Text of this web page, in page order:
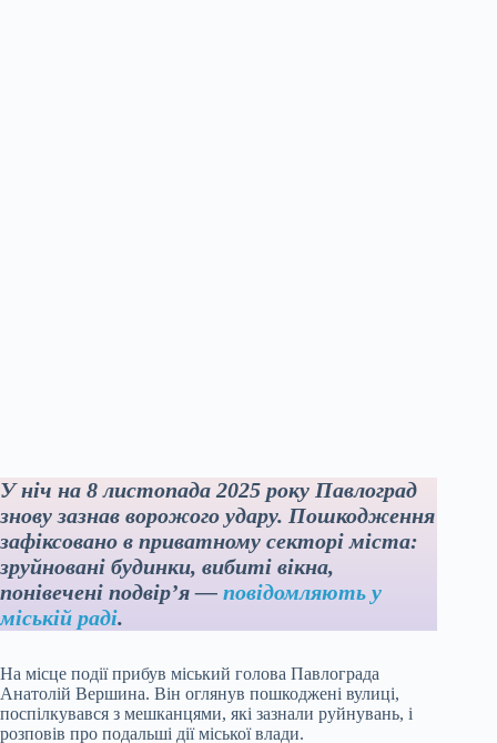
У ніч на 8 листопада 2025 року Павлоград
знову зазнав ворожого удару. Пошкодження
зафіксовано в приватному секторі міста:
зруйновані будинки, вибиті вікна,
понівечені подвір’я — повідомляють у
міській раді.
На місце події прибув міський голова Павлограда
Анатолій Вершина. Він оглянув пошкоджені вулиці,
поспілкувався з мешканцями, які зазнали руйнувань, і
розповів про подальші дії міської влади.